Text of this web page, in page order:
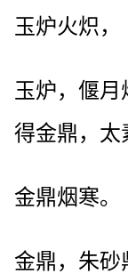
玉炉火炽，
玉炉，偃月
得金鼎，太
金鼎烟寒。
金鼎，朱砂